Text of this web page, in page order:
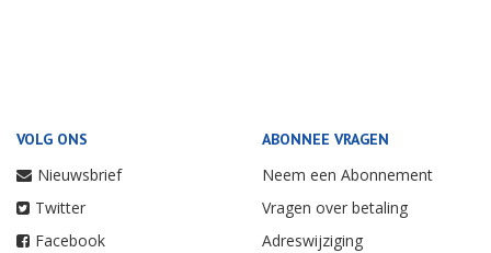
VOLG ONS
Nieuwsbrief
Twitter
Facebook
ABONNEE VRAGEN
Neem een Abonnement
Vragen over betaling
Adreswijziging